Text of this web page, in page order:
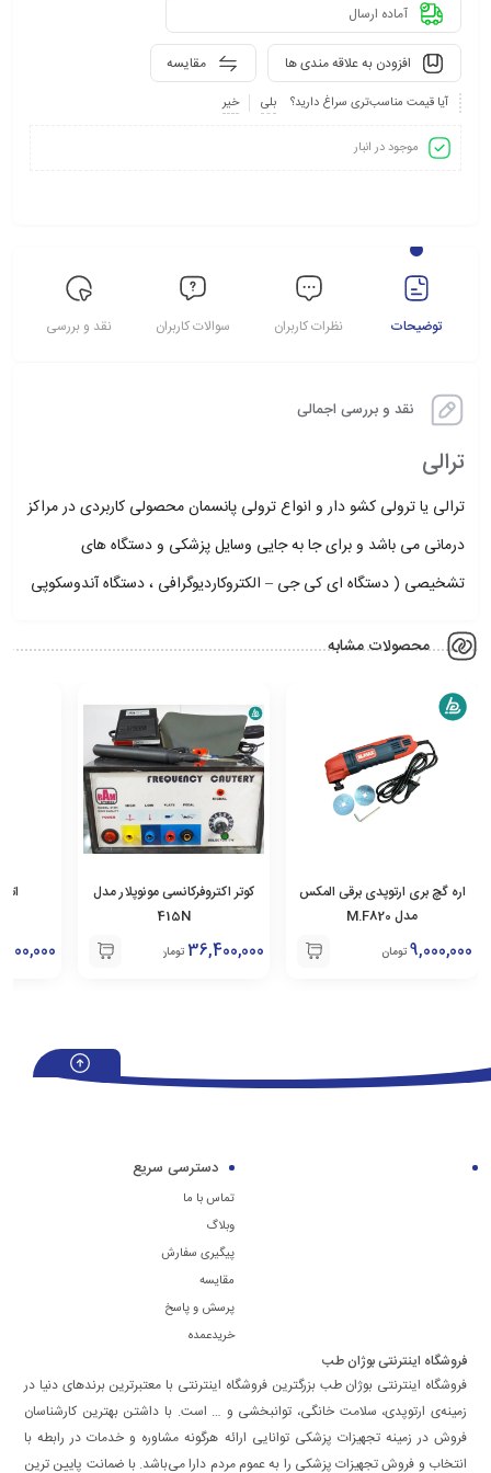
آماده ارسال
مقایسه افزودن به علاقه مندی ها
آیا قیمت مناسب‌تری سراغ دارید؟ بلی خیر
موجود در انبار
توضیحات نظرات کاربران سوالات کاربران نقد و بررسی
نقد و بررسی اجمالی
ترالی
ترالی یا ترولی کشو دار و انواع ترولی پانسمان محصولی کاربردی در مراکز
درمانی می باشد و برای جا به جایی وسایل پزشکی و دستگاه های
تشخیصی ( دستگاه ای کی جی – الکتروکاردیوگرافی ، دستگاه آندوسکوپی
استفاده قراد می گیرد .
ترالی های پزشکی و بیمارستانی همچنین در مراکز درمانی از قبیل بیمارستان ها و
درمانگاه ها مورد استفاده قرار می گیرند .
ترولی حمل غذا و ترولی حمل ست های جراحی برای اتاق عمل و … ترولی های عمومی
بیمارستان ها می باشد .
محصولات مشابه
اره گچ بری ارتوپدی برقی المکس
مدل M.F820
9,000,000 تومان
کوتر اکتروفرکانسی مونوپلار مدل
415N
36,400,000 تومان
دسترسی سریع
تماس با ما
وبلاگ
پیگیری سفارش
مقایسه
پرسش و پاسخ
خریدعمده
فروشگاه اینترنتی بوژان طب
فروشگاه اینترنتی بوژان طب بزرگترین فروشگاه اینترنتی با معتبرترین برندهای دنیا در
زمینه‌ی ارتوپدی، سلامت خانگی، توانبخشی و … است. با داشتن بهترین کارشناسان
فروش در زمینه تجهیزات پزشکی توانایی ارائه هرگونه مشاوره و خدمات در رابطه با
انتخاب و فروش تجهیزات پزشکی را به عموم مردم دارا می‌‌‌‌باشد. با ضمانت پایین ترین